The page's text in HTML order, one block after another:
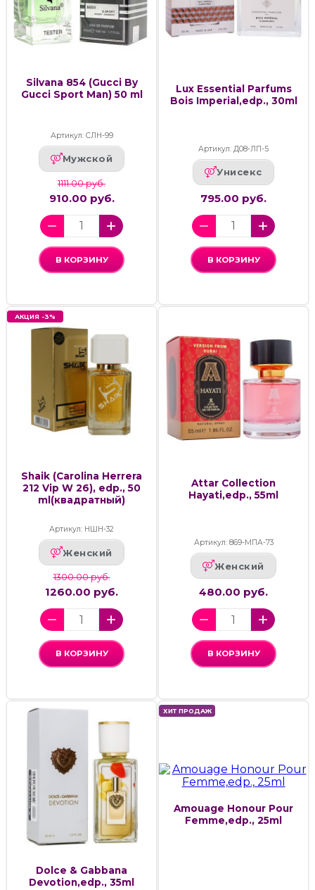
Silvana 854 (Gucci By
Gucci Sport Man) 50 ml
Артикул: СЛН-99
Мужской
1111.00 руб.
910.00 руб.
В КОРЗИНУ
Lux Essential Parfums
Bois Imperial,edp., 30ml
Артикул: Д08-ЛП-5
Унисекс
795.00 руб.
В КОРЗИНУ
АКЦИЯ -3%
Shaik (Carolina Herrera
212 Vip W 26), edp., 50
ml(квадратный)
Артикул: НШН-32
Женский
1300.00 руб.
1260.00 руб.
В КОРЗИНУ
Attar Collection
Hayati,edp., 55ml
Артикул: 869-МПА-73
Женский
480.00 руб.
В КОРЗИНУ
Dolce & Gabbana
Devotion,edp., 35ml
ХИТ ПРОДАЖ
Amouage Honour Pour
Femme,edp., 25ml